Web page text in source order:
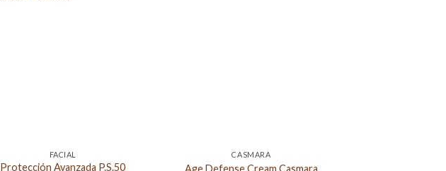
FACIAL
Protección Avanzada P.S.50
CASMARA
Age Defense Cream Casmara